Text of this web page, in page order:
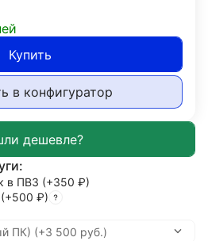
Купить
в конфигуратор
в ПВЗ (+350 ₽)
(+500 ₽)